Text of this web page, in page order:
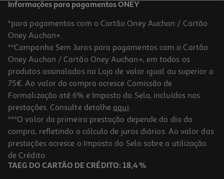
Informações para pagamentos ONEY
*para pagamentos com o Cartão Oney Auchan / Cartão
Oney Auchan+.
**Campanha Sem Juros para pagamentos com o Cartão
Oney Auchan / Cartão Oney Auchan+, em todos os
produtos assinalados na Loja de valor igual ou superior a
75€. Ao valor da compra acresce Comissão de
Formalização até 6% e Imposto do Selo, incluídos nas
prestações. Consulte detalhe aqui.
***O valor da primeira prestação depende do dia da
compra, refletindo o cálculo de juros diários. Ao valor das
prestações acresce o Imposto do Selo sobre a utilização
de Crédito.
TAEG DO CARTÃO DE CRÉDITO: 18,4 %